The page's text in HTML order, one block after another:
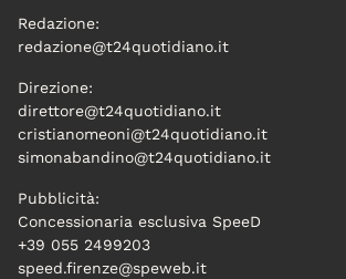
Redazione:
redazione@t24quotidiano.it
Direzione:
direttore@t24quotidiano.it
cristianomeoni@t24quotidiano.it
simonabandino@t24quotidiano.it
Pubblicità:
Concessionaria esclusiva SpeeD
+39 055 2499203
speed.firenze@speweb.it